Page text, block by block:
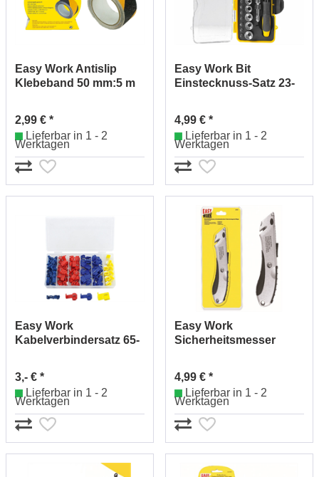
Easy Work Antislip
Klebeband 50 mm:5 m
2,99 € *
Lieferbar in 1 - 2
Werktagen
Easy Work Bit
Einstecknuss-Satz 23-
4,99 € *
Lieferbar in 1 - 2
Werktagen
Easy Work
Kabelverbindersatz 65-
3,- € *
Lieferbar in 1 - 2
Werktagen
Easy Work
Sicherheitsmesser
4,99 € *
Lieferbar in 1 - 2
Werktagen